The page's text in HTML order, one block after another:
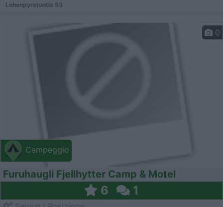
Lohenpyrstontie 53
Campeggio
0
Furuhaugli Fjellhytter Camp & Motel
6 1